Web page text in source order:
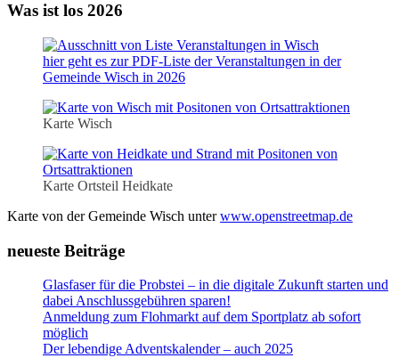
Was ist los 2026
hier geht es zur PDF-Liste der Veranstaltungen in der
Gemeinde Wisch in 2026
Karte Wisch
Karte Ortsteil Heidkate
Karte von der Gemeinde Wisch unterwww.openstreetmap.de
neueste Beiträge
Glasfaser für die Probstei – in die digitale Zukunft starten und
dabei Anschlussgebühren sparen!
Anmeldung zum Flohmarkt auf dem Sportplatz ab sofort
möglich
Der lebendige Adventskalender – auch 2025